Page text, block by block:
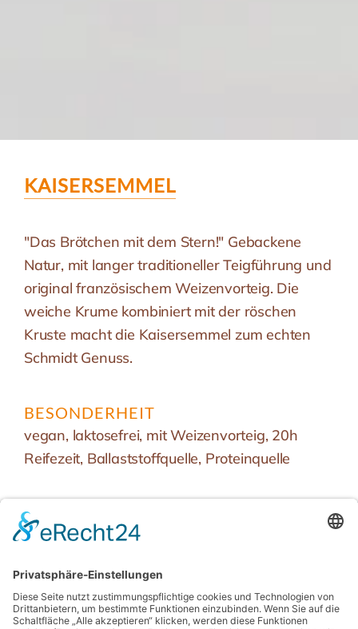
KAISERSEMMEL
"Das Brötchen mit dem Stern!" Gebackene
Natur, mit langer traditioneller Teigführung und
original französischem Weizenvorteig. Die
weiche Krume kombiniert mit der röschen
Kruste macht die Kaisersemmel zum echten
Schmidt Genuss.
BESONDERHEIT
vegan, laktosefrei, mit Weizenvorteig, 20h
Reifezeit, Ballaststoffquelle, Proteinquelle